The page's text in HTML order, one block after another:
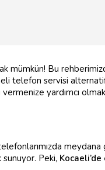
mümkün! Bu
telefon servisi
yardımcı
Peki, Kocaeli’de